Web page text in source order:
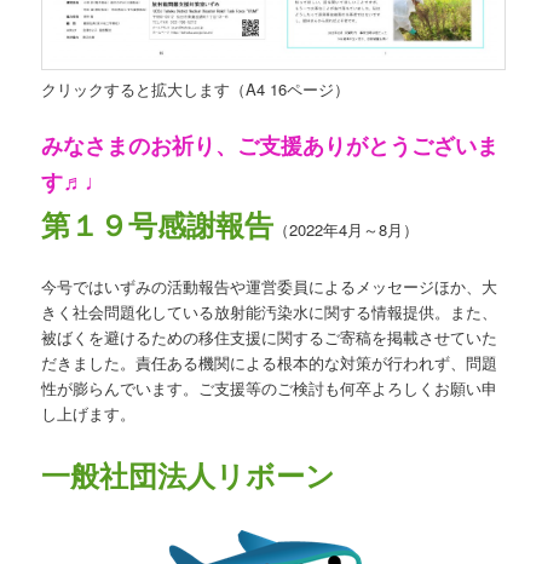
クリックすると拡大します（A4 16ページ）
みなさまのお祈り、ご支援ありがとうございま
す♬♩
第１９号感謝報告 （2022年4月～8月）
今号ではいずみの活動報告や運営委員によるメッセージほか、大
きく社会問題化している放射能汚染水に関する情報提供。また、
被ばくを避けるための移住支援に関するご寄稿を掲載させていた
だきました。責任ある機関による根本的な対策が行われず、問題
性が膨らんでいます。ご支援等のご検討も何卒よろしくお願い申
し上げます。
一般社団法人リボーン